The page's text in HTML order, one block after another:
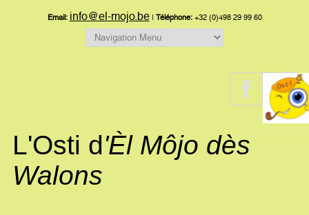
Email: info@el-mojo.be| Téléphone:+32 (0)498 29 99 60
L'Osti d'Èl Môjo dès
Walons